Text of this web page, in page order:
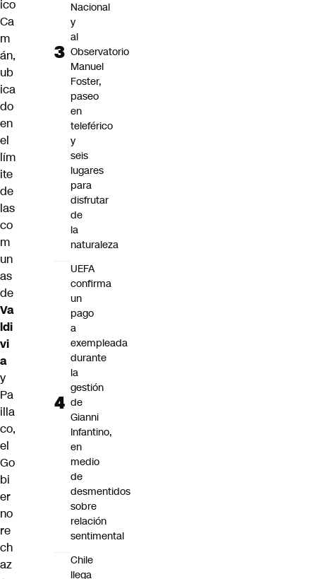
ico
Ca
m
án,
ub
ica
do
en
el
lím
ite
de
las
co
m
un
as
de
Va
ldi
vi
a
y
Pa
illa
co,
el
Go
bi
er
no
re
ch
az
Nacional
y
al
Observatorio
Manuel
Foster,
paseo
en
teleférico
y
seis
lugares
para
disfrutar
de
la
naturaleza
UEFA
confirma
un
pago
a
exempleada
durante
la
gestión
de
Gianni
Infantino,
en
medio
de
desmentidos
sobre
relación
sentimental
Chile
llega